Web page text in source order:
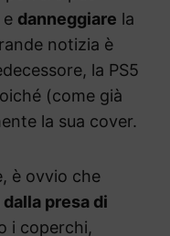
e danneggiare la
notizia è
la PS5
(come già
la sua cover.
è ovvio che
presa di
i coperchi,